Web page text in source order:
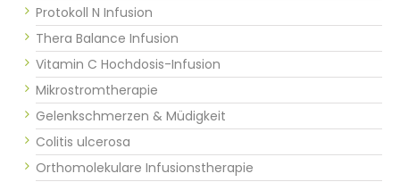
Protokoll N Infusion
Thera Balance Infusion
Vitamin C Hochdosis-Infusion
Mikrostromtherapie
Gelenkschmerzen & Müdigkeit
Colitis ulcerosa
Orthomolekulare Infusionstherapie